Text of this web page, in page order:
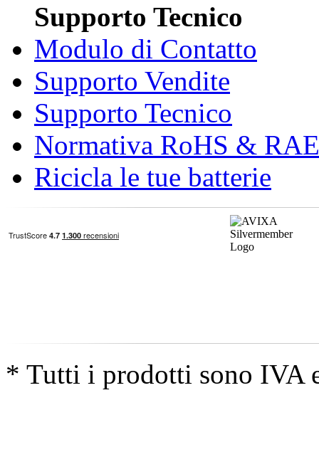
Supporto Tecnico
Modulo di Contatto
Supporto Vendite
Supporto Tecnico
Normativa RoHS &
Ricicla le tue batterie
* Tutti i prodotti sono IVA